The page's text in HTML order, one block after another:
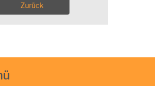
Zurück